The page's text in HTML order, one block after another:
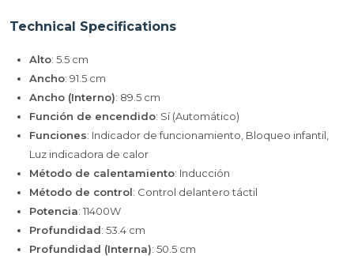
Technical Specifications
Alto: 5.5 cm
Ancho: 91.5 cm
Ancho (Interno): 89.5 cm
Función de encendido: Sí (Automático)
Funciones: Indicador de funcionamiento, Bloqueo infantil,
Luz indicadora de calor
Método de calentamiento: Inducción
Método de control: Control delantero táctil
Potencia: 11400W
Profundidad: 53.4 cm
Profundidad (Interna): 50.5 cm